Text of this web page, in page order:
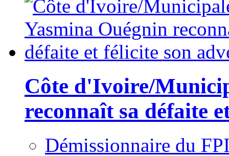
Côte d'Ivoire/
reconnaît sa défaite
Démissionnaire du